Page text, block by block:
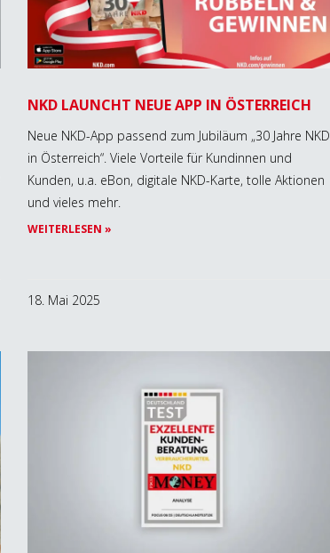
NKD LAUNCHT NEUE APP IN ÖSTERREICH
Neue NKD-App passend zum Jubiläum „30 Jahre NKD
in Österreich“. Viele Vorteile für Kundinnen und
Kunden, u.a. eBon, digitale NKD-Karte, tolle Aktionen
und vieles mehr.
WEITERLESEN »
18. Mai 2025